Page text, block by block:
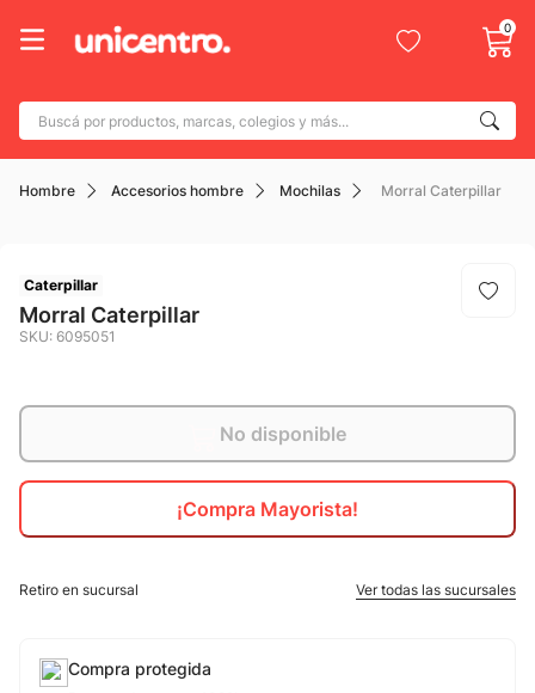
0
Buscá por productos, marcas, colegios y más...
Hombre Accesorios hombre Mochilas Morral Caterpillar
Caterpillar
Morral Caterpillar
SKU: 6095051
No disponible
¡Compra Mayorista!
Retiro en sucursal Ver todas las sucursales
Compra protegida
Términos más buscados
1. adidas
3. new balance
4. caterpillar
6. mochila
9. jdy